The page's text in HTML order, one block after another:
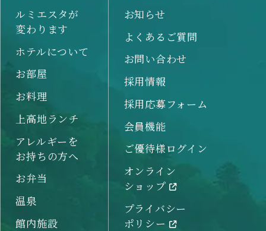
ルミエスタが
変わります
ホテルについて
お部屋
お料理
上高地ランチ
アレルギーを
お持ちの方へ
お弁当
温泉
館内施設
お知らせ
よくあるご質問
お問い合わせ
採用情報
採用応募フォーム
会員機能
ご優待様ログイン
オンライン
ショップ
プライバシー
ポリシー